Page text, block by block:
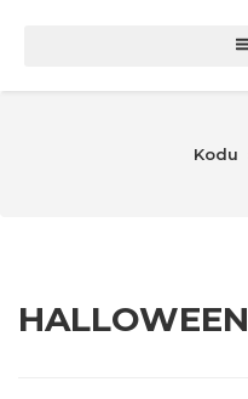
Kodu
HALLOWEEN